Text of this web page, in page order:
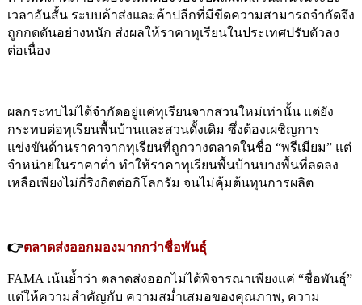
เวลาอันสั้น ระบบค้าส่งและค้าปลีกที่มีขีดความสามารถจำกัดจึง
ถูกกดดันอย่างหนัก ส่งผลให้ราคาทุเรียนในประเทศปรับตัวลง
ต่อเนื่อง
ผลกระทบไม่ได้จำกัดอยู่แค่ทุเรียนจากสวนใหม่เท่านั้น แต่ยัง
กระทบต่อทุเรียนพื้นบ้านและสวนดั้งเดิม ซึ่งต้องเผชิญการ
แข่งขันด้านราคาจากทุเรียนที่ถูกวางตลาดในชื่อ “พรีเมียม” แต่
จำหน่ายในราคาต่ำ ทำให้ราคาทุเรียนพื้นบ้านบางพื้นที่ลดลง
เหลือเพียงไม่กี่ริงกิตต่อกิโลกรัม จนไม่คุ้มต้นทุนการผลิต
👉ตลาดส่งออกมองมากกว่าชื่อพันธุ์
FAMA เน้นย้ำว่า ตลาดส่งออกไม่ได้พิจารณาเพียงแค่ “ชื่อพันธุ์”
แต่ให้ความสำคัญกับ ความสม่ำเสมอของคุณภาพ, ความ